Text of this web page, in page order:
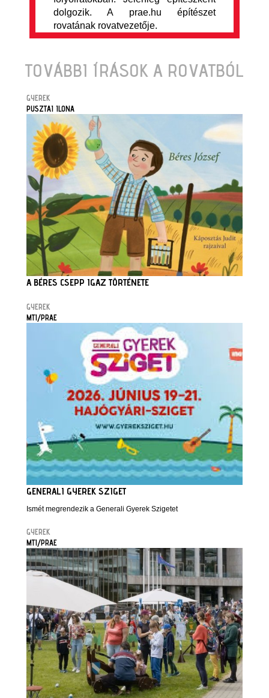
dolgozik. A prae.hu építészet
rovatának rovatvezetője.
TOVÁBBI ÍRÁSOK A ROVATBÓL
GYEREK
PUSZTAI ILONA
A BÉRES CSEPP IGAZ TÖRTÉNETE
GYEREK
MTI/PRAE
GENERALI GYEREK SZIGET
Ismét megrendezik a Generali Gyerek Szigetet
GYEREK
MTI/PRAE